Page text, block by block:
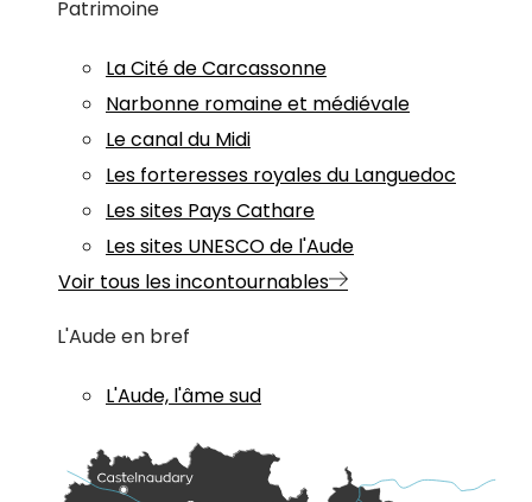
Patrimoine
La Cité de Carcassonne
Narbonne romaine et médiévale
Le canal du Midi
Les forteresses royales du Languedoc
Les sites Pays Cathare
Les sites UNESCO de l'Aude
Voir tous les incontournables
L'Aude en bref
L'Aude, l'âme sud